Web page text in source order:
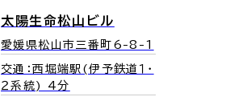
太陽生命松山ビル
愛媛県松山市三番町6-8-1
交通：西堀端駅(伊予鉄道１・
２系統) 4分